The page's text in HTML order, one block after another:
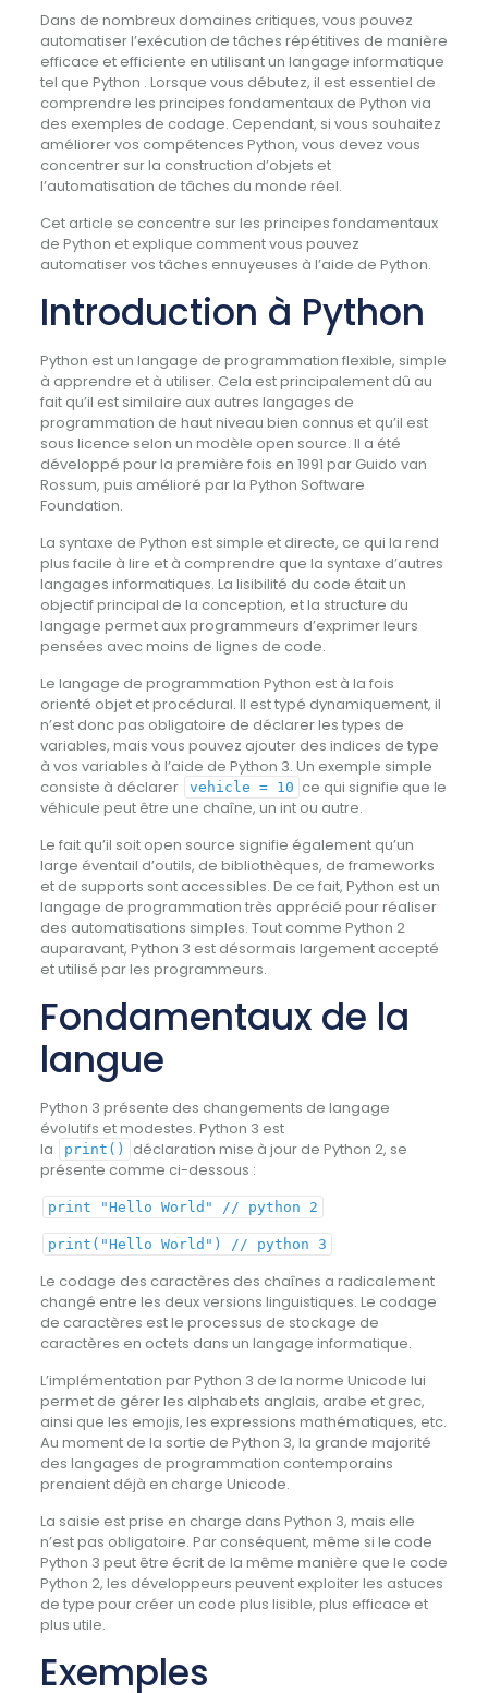
Dans de nombreux domaines critiques, vous pouvez
automatiser l’exécution de tâches répétitives de manière
efficace et efficiente en utilisant un langage informatique
tel que Python . Lorsque vous débutez, il est essentiel de
comprendre les principes fondamentaux de Python via
des exemples de codage. Cependant, si vous souhaitez
améliorer vos compétences Python, vous devez vous
concentrer sur la construction d’objets et
l’automatisation de tâches du monde réel.
Cet article se concentre sur les principes fondamentaux
de Python et explique comment vous pouvez
automatiser vos tâches ennuyeuses à l’aide de Python.
Introduction à Python
Python est un langage de programmation flexible, simple
à apprendre et à utiliser. Cela est principalement dû au
fait qu’il est similaire aux autres langages de
programmation de haut niveau bien connus et qu’il est
sous licence selon un modèle open source. Il a été
développé pour la première fois en 1991 par Guido van
Rossum, puis amélioré par la Python Software
Foundation.
La syntaxe de Python est simple et directe, ce qui la rend
plus facile à lire et à comprendre que la syntaxe d’autres
langages informatiques. La lisibilité du code était un
objectif principal de la conception, et la structure du
langage permet aux programmeurs d’exprimer leurs
pensées avec moins de lignes de code.
Le langage de programmation Python est à la fois
orienté objet et procédural. Il est typé dynamiquement, il
n’est donc pas obligatoire de déclarer les types de
variables, mais vous pouvez ajouter des indices de type
à vos variables à l’aide de Python 3. Un exemple simple
consiste à déclarer
vehicle = 10 ce qui signifie que le
véhicule peut être une chaîne, un int ou autre.
Le fait qu’il soit open source signifie également qu’un
large éventail d’outils, de bibliothèques, de frameworks
et de supports sont accessibles. De ce fait, Python est un
langage de programmation très apprécié pour réaliser
des automatisations simples. Tout comme Python 2
auparavant, Python 3 est désormais largement accepté
et utilisé par les programmeurs.
Fondamentaux de la
langue
Python 3 présente des changements de langage
évolutifs et modestes. Python 3 est
la
print()
déclaration mise à jour de Python 2, se
présente comme ci-dessous :
print "Hello World" // python 2
print("Hello World") // python 3
Le codage des caractères des chaînes a radicalement
changé entre les deux versions linguistiques. Le codage
de caractères est le processus de stockage de
caractères en octets dans un langage informatique.
L’implémentation par Python 3 de la norme Unicode lui
permet de gérer les alphabets anglais, arabe et grec,
ainsi que les emojis, les expressions mathématiques, etc.
Au moment de la sortie de Python 3, la grande majorité
des langages de programmation contemporains
prenaient déjà en charge Unicode.
La saisie est prise en charge dans Python 3, mais elle
n’est pas obligatoire. Par conséquent, même si le code
Python 3 peut être écrit de la même manière que le code
Python 2, les développeurs peuvent exploiter les astuces
de type pour créer un code plus lisible, plus efficace et
plus utile.
Exemples